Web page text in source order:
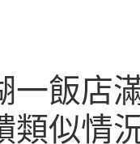
一飯店
類似情